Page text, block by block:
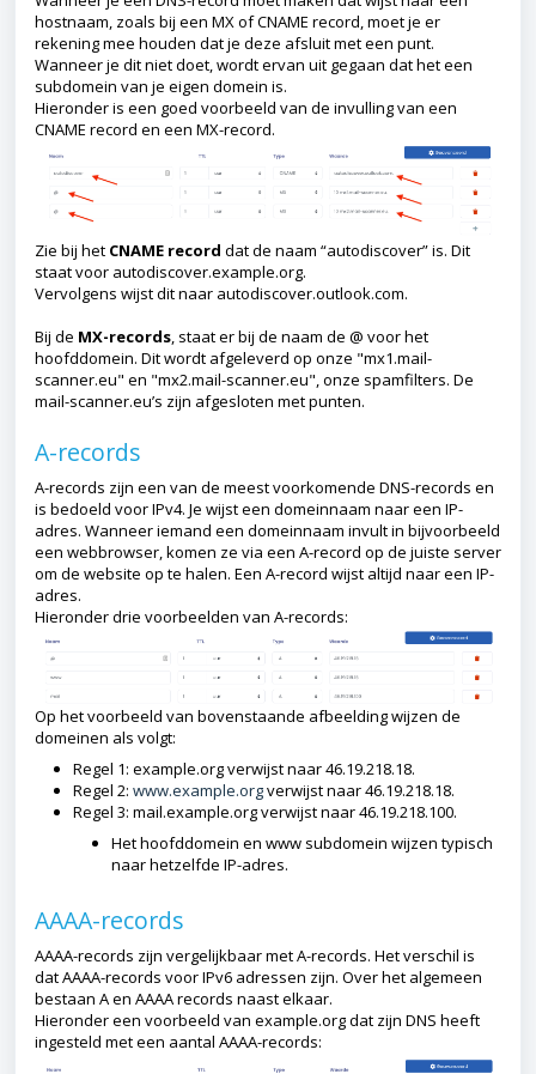
hostnaam, zoals bij een MX of CNAME record, moet je er
rekening mee houden dat je deze afsluit met een punt.
Wanneer je dit niet doet, wordt ervan uit gegaan dat het een
subdomein van je eigen domein is.
Hieronder is een goed voorbeeld van de invulling van een
CNAME record en een MX-record.
Zie bij het CNAME record dat de naam “autodiscover” is. Dit
staat voor autodiscover.example.org.
Vervolgens wijst dit naar autodiscover.outlook.com.
Bij de MX-records , staat er bij de naam de @ voor het
hoofddomein. Dit wordt afgeleverd op onze "mx1.mail-
scanner.eu" en "mx2.mail-scanner.eu", onze spamfilters. De
mail-scanner.eu’s zijn afgesloten met punten.
A-records
A-records zijn een van de meest voorkomende DNS-records en
is bedoeld voor IPv4. Je wijst een domeinnaam naar een IP-
adres. Wanneer iemand een domeinnaam invult in bijvoorbeeld
een webbrowser, komen ze via een A-record op de juiste server
om de website op te halen. Een A-record wijst altijd naar een IP-
adres.
Hieronder drie voorbeelden van A-records:
Op het voorbeeld van bovenstaande afbeelding wijzen de
domeinen als volgt:
Regel 1: example.org verwijst naar 46.19.218.18.
Regel 2: www.example.orgverwijst naar 46.19.218.18.
Regel 3: mail.example.org verwijst naar 46.19.218.100.
Het hoofddomein en www subdomein wijzen typisch
naar hetzelfde IP-adres.
AAAA-records
AAAA-records zijn vergelijkbaar met A-records. Het verschil is
dat AAAA-records voor IPv6 adressen zijn. Over het algemeen
bestaan A en AAAA records naast elkaar.
Hieronder een voorbeeld van example.org dat zijn DNS heeft
ingesteld met een aantal AAAA-records: